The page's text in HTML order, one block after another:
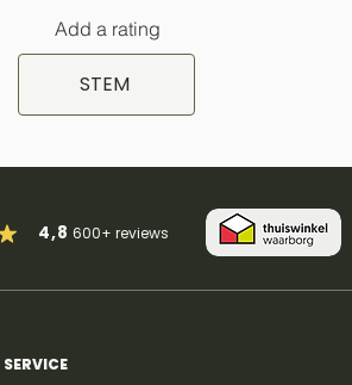
Add a rating
STEM
4,8600+reviews
SERVICE